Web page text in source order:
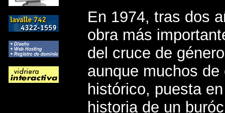
En 1974, tras dos
obra más
del cruce de
aunque muchos
histórico, puesta
historia de un